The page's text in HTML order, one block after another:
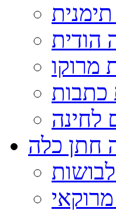
הודית
מרוקו
כתבות
לחינה
חתן כלה